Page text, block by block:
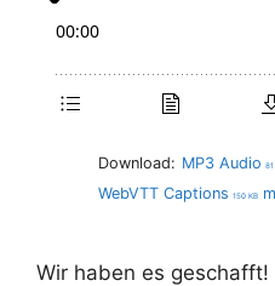
Download: MP3 Audio
WebVTT Captions 150 KB
Wir haben es